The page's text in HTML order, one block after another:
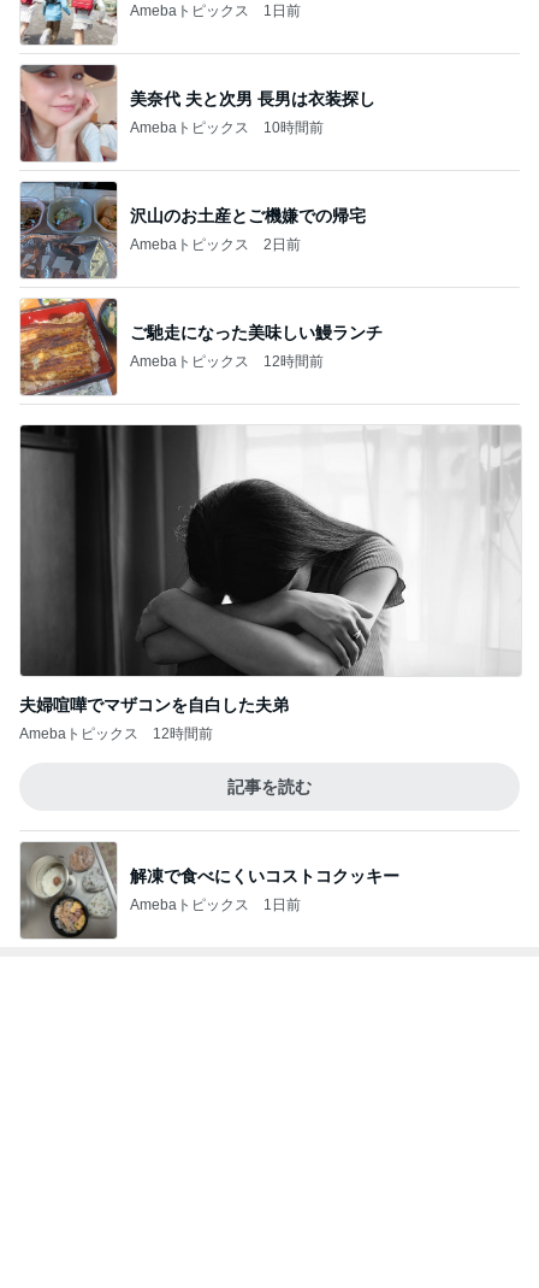
Amebaトピックス 1日前
美奈代 夫と次男 長男は衣装探し
Amebaトピックス 10時間前
沢山のお土産とご機嫌での帰宅
Amebaトピックス 2日前
ご馳走になった美味しい鰻ランチ
Amebaトピックス 12時間前
夫婦喧嘩でマザコンを自白した夫弟
Amebaトピックス 12時間前
記事を読む
解凍で食べにくいコストコクッキー
Amebaトピックス 1日前